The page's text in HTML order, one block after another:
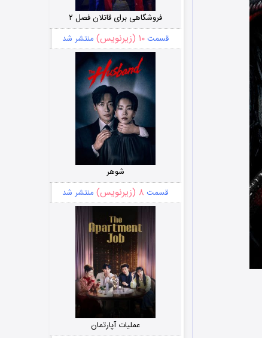
فروشگاهی برای قاتلان فصل ۲
قسمت۱۰ (زیرنویس) منتشر شد
شوهر
قسمت ۸ (زیرنویس) منتشر شد
عملیات آپارتمان